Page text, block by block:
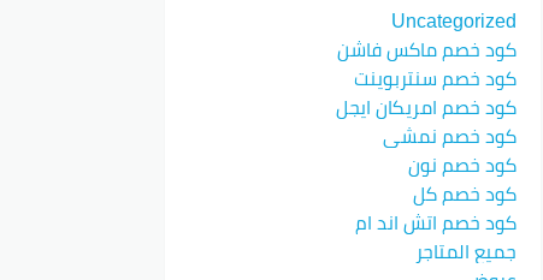
Uncategorized
كود خصم ماكس فاشن
كود خصم سنتربوينت
كود خصم امريكان ايجل
كود خصم نمشي
كود خصم نون
كود خصم كل
كود خصم اتش اند ام
جميع المتاجر